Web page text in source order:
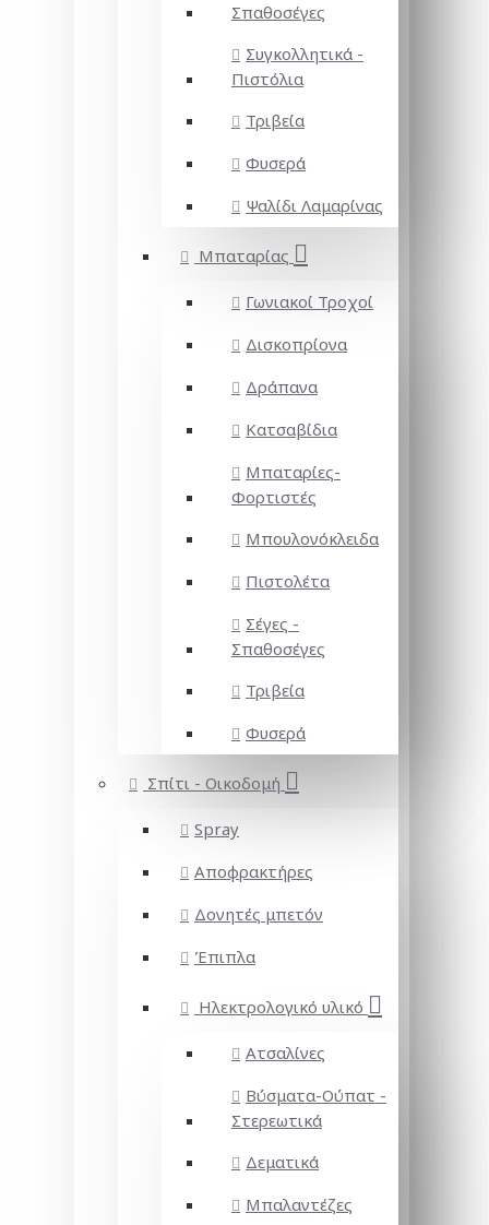
Σπαθοσέγες
Συγκολλητικά -
Πιστόλια
Τριβεία
Φυσερά
Ψαλίδι Λαμαρίνας
Μπαταρίας
Γωνιακοί Τροχοί
Δισκοπρίονα
Δράπανα
Κατσαβίδια
Μπαταρίες-
Φορτιστές
Μπουλονόκλειδα
Πιστολέτα
Σέγες -
Σπαθοσέγες
Τριβεία
Φυσερά
Σπίτι - Οικοδομή
Spray
Αποφρακτήρες
Δονητές μπετόν
Έπιπλα
Ηλεκτρολογικό υλικό
Ατσαλίνες
Βύσματα-Ούπατ -
Στερεωτικά
Δεματικά
Μπαλαντέζες